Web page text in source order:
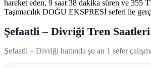
hareket eden, 9 saat 38 dakika süren ve 355
Taşımacılık DOĞU EKSPRESİ seferi ile
Şefaatli – Divriği Tren Saatleri
Şefaatli – Divriği hattında şu an 1 sefer